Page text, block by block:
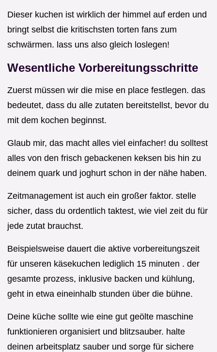
Dieser kuchen ist wirklich der himmel auf erden und
bringt selbst die kritischsten torten fans zum
schwärmen. lass uns also gleich loslegen!
Wesentliche Vorbereitungsschritte
Zuerst müssen wir die mise en place festlegen. das
bedeutet, dass du alle zutaten bereitstellst, bevor du
mit dem kochen beginnst.
Glaub mir, das macht alles viel einfacher! du solltest
alles von den frisch gebackenen keksen bis hin zu
deinem quark und joghurt schon in der nähe haben.
Zeitmanagement ist auch ein großer faktor. stelle
sicher, dass du ordentlich taktest, wie viel zeit du für
jede zutat brauchst.
Beispielsweise dauert die aktive vorbereitungszeit
für unseren käsekuchen lediglich 15 minuten . der
gesamte prozess, inklusive backen und kühlung,
geht in etwa eineinhalb stunden über die bühne.
Deine küche sollte wie eine gut geölte maschine
funktionieren organisiert und blitzsauber. halte
deinen arbeitsplatz sauber und sorge für sichere